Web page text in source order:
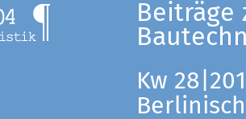
Beiträge
Kw